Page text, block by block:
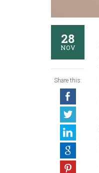
28
NOV
Share this: